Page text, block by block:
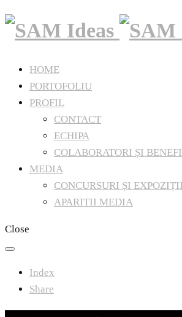
HOME
PORTOFOLIU
PROFIL
CONTACT
ECHIPA
COLABORATORI ȘI
MEDIA
CONCURSURI ȘI EXPOZIȚII
APARITII MEDIA
Close
Index
Share